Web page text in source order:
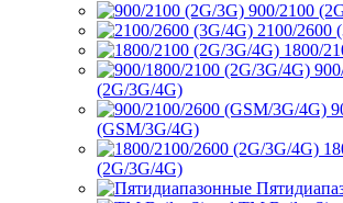
900/2100
2100/2600
1800/
(2G/3G/4G)
(GSM/3G/4G)
(2G/3G/4G)